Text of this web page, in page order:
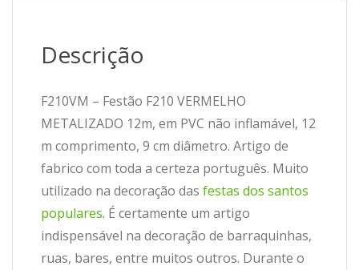
Descrição
F210VM – Festão F210 VERMELHO
METALIZADO 12m, em PVC não inflamável, 12
m comprimento, 9 cm diâmetro. Artigo de
fabrico com toda a certeza português. Muito
utilizado na decoração das festas dos santos
populares. É certamente um artigo
indispensável na decoração de barraquinhas,
ruas, bares, entre muitos outros. Durante o